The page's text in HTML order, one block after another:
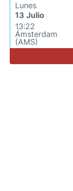
Lunes
13 Julio
13:22
Ámsterdam
(AMS)